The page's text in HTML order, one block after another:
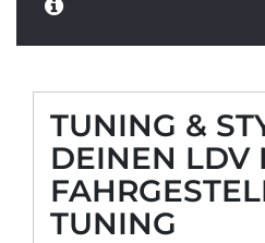
TUNING &
DEINEN LDV
TUNING